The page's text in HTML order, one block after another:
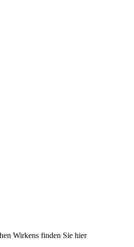
Wir­kens fin­den Sie hier